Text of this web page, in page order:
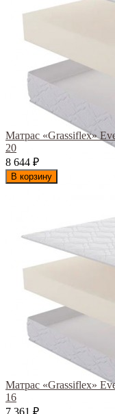
Матрас «Grassiflex»
20
8 644 ₽
В корзину
Матрас «Grassiflex»
16
7 361
₽